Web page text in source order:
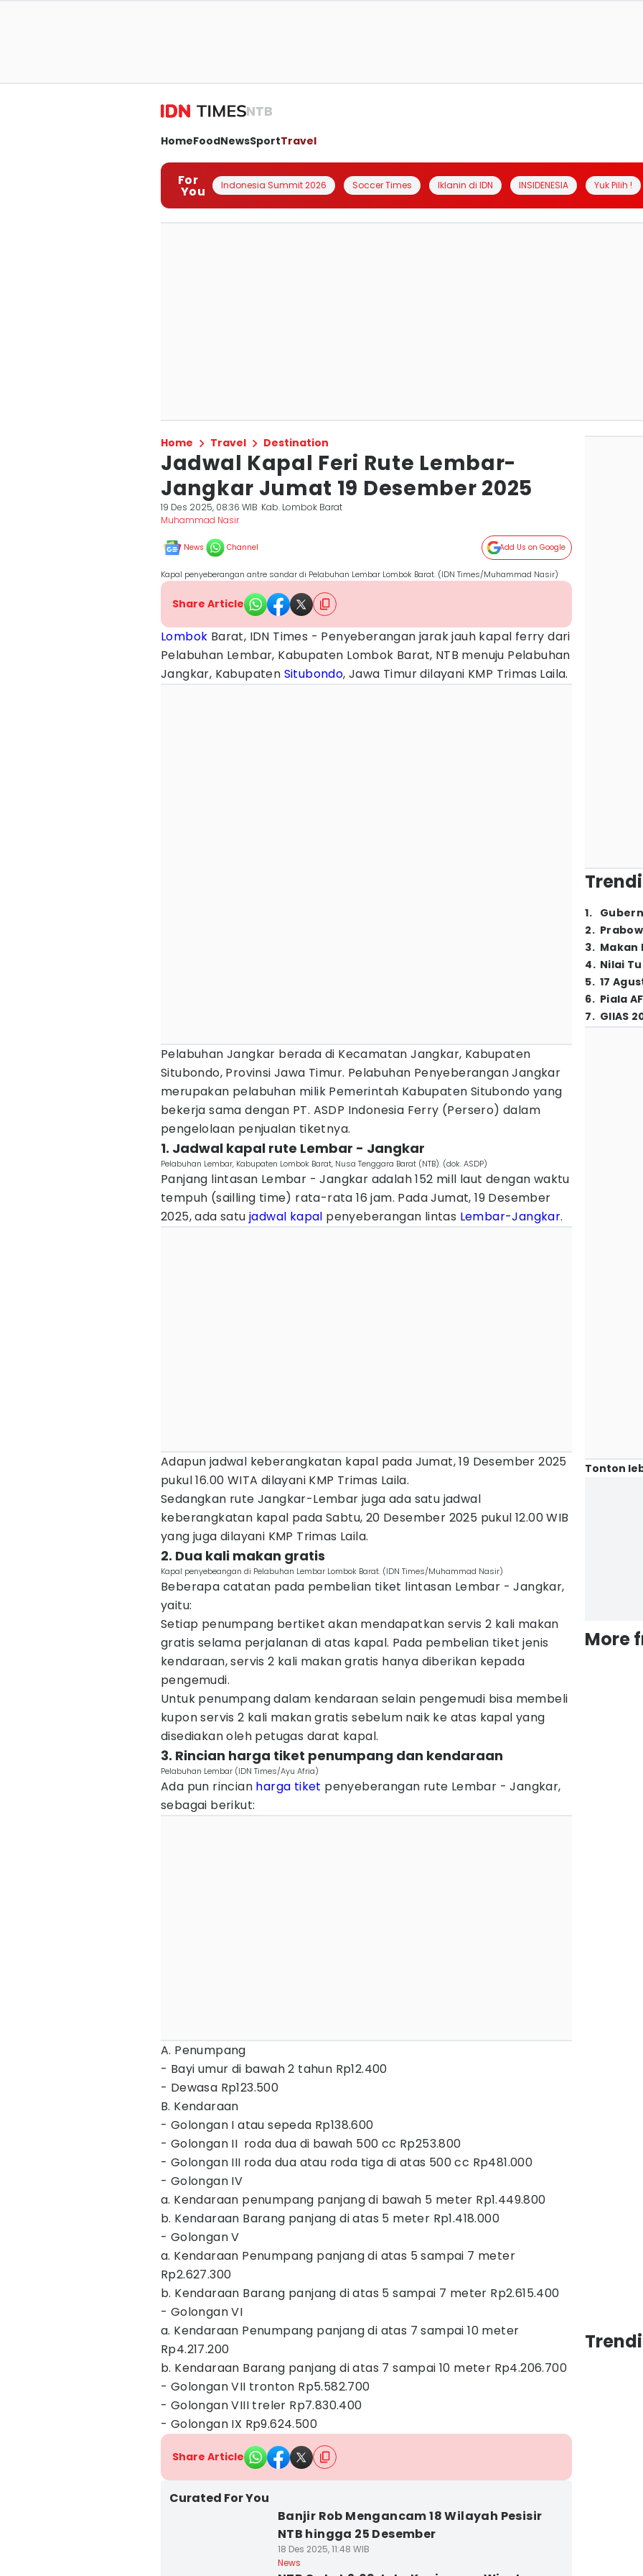
NTB
HomeFoodNewsSportTravel
For
You Indonesia Summit 2026 Soccer Times Iklanin di IDN INSIDENESIA Yuk Pilih !
Home Travel Destination
Jadwal Kapal Feri Rute Lembar-
Jangkar Jumat 19 Desember 2025
19 Des 2025, 08:36 WIB Kab. Lombok Barat
Muhammad Nasir
News Channel Add Us on Google
Kapal penyeberangan antre sandar di Pelabuhan Lembar Lombok Barat. (IDN Times/Muhammad Nasir)
Share Article
Lombok Barat, IDN Times - Penyeberangan jarak jauh kapal ferry dari
Pelabuhan Lembar, Kabupaten Lombok Barat, NTB menuju Pelabuhan
Jangkar, Kabupaten Situbondo, Jawa Timur dilayani KMP Trimas Laila.
Pelabuhan Jangkar berada di Kecamatan Jangkar, Kabupaten
Situbondo, Provinsi Jawa Timur. Pelabuhan Penyeberangan Jangkar
merupakan pelabuhan milik Pemerintah Kabupaten Situbondo yang
bekerja sama dengan PT. ASDP Indonesia Ferry (Persero) dalam
pengelolaan penjualan tiketnya.
1. Jadwal kapal rute Lembar - Jangkar
Pelabuhan Lembar, Kabupaten Lombok Barat, Nusa Tenggara Barat (NTB). (dok. ASDP)
Panjang lintasan Lembar - Jangkar adalah 152 mill laut dengan waktu
tempuh (sailling time) rata-rata 16 jam. Pada Jumat, 19 Desember
2025, ada satujadwal kapal penyeberangan lintas Lembar-Jangkar.
Adapun jadwal keberangkatan kapal pada Jumat, 19 Desember 2025
pukul 16.00 WITA dilayani KMP Trimas Laila.
Sedangkan rute Jangkar-Lembar juga ada satu jadwal
keberangkatan kapal pada Sabtu, 20 Desember 2025 pukul 12.00 WIB
yang juga dilayani KMP Trimas Laila.
2. Dua kali makan gratis
Kapal penyebeangan di Pelabuhan Lembar Lombok Barat. (IDN Times/Muhammad Nasir)
Beberapa catatan pada pembelian tiket lintasan Lembar - Jangkar,
yaitu:
Setiap penumpang bertiket akan mendapatkan servis 2 kali makan
gratis selama perjalanan di atas kapal. Pada pembelian tiket jenis
kendaraan, servis 2 kali makan gratis hanya diberikan kepada
pengemudi.
Untuk penumpang dalam kendaraan selain pengemudi bisa membeli
kupon servis 2 kali makan gratis sebelum naik ke atas kapal yang
disediakan oleh petugas darat kapal.
3. Rincian harga tiket penumpang dan kendaraan
Pelabuhan Lembar (IDN Times/Ayu Afria)
Ada pun rincian harga tiket penyeberangan rute Lembar - Jangkar,
sebagai berikut:
A. Penumpang
- Bayi umur di bawah 2 tahun Rp12.400
- Dewasa Rp123.500
B. Kendaraan
- Golongan I atau sepeda Rp138.600
- Golongan II roda dua di bawah 500 cc Rp253.800
- Golongan III roda dua atau roda tiga di atas 500 cc Rp481.000
- Golongan IV
a. Kendaraan penumpang panjang di bawah 5 meter Rp1.449.800
b. Kendaraan Barang panjang di atas 5 meter Rp1.418.000
- Golongan V
a. Kendaraan Penumpang panjang di atas 5 sampai 7 meter
Rp2.627.300
b. Kendaraan Barang panjang di atas 5 sampai 7 meter Rp2.615.400
- Golongan VI
a. Kendaraan Penumpang panjang di atas 7 sampai 10 meter
Rp4.217.200
b. Kendaraan Barang panjang di atas 7 sampai 10 meter Rp4.206.700
- Golongan VII tronton Rp5.582.700
- Golongan VIII treler Rp7.830.400
- Golongan IX Rp9.624.500
Share Article
Curated For You
Banjir Rob Mengancam 18 Wilayah Pesisir
NTB hingga 25 Desember
18 Des 2025, 11:48 WIB
News
1.
2.
3. Makan
4. Nilai
5. 17
6. Piala
7. GIIAS
Tonton
More